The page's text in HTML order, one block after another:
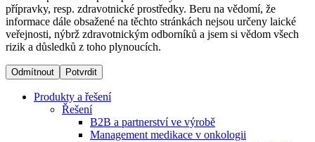
Produktový katalog​
Dialyzační střediska​
B. Braun Avitum poskytuje kvalitní dialyzační péči ve všech
svých střediscích v České republice. Více informací se
dozvíte na stránkách jednotlivých středisek.
přípravky, resp. zdravotnické prostředky. Beru na vědomí, že
informace dále obsažené na těchto stránkách nejsou určeny laické
veřejnosti, nýbrž zdravotnickým odborníků a jsem si vědom všech
rizik a důsledků z toho plynoucích.
Odmítnout Potvrdit
Produkty a řešení
Řešení
B2B a partnerství ve výrobě
Management medikace v onkologii